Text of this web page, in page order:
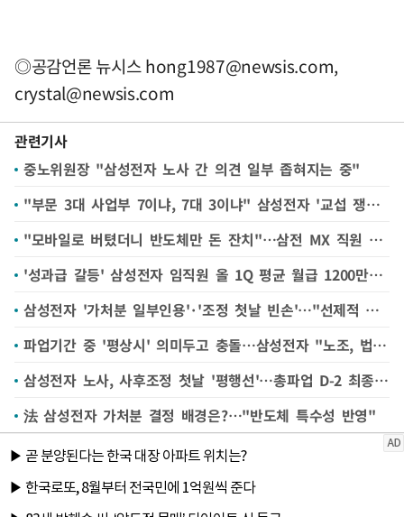
◎공감언론 뉴시스hong1987@newsis.com,
crystal@newsis.com
관련기사
중노위원장 "삼성전자 노사 간 의견 일부 좁혀지는 중"
"부문 3대 사업부 7이냐, 7대 3이냐" 삼성전자 '교섭 쟁점' 떠오른 성과급 배분 비율
"모바일로 버텼더니 반도체만 돈 잔치"…삼전 MX 직원 불만 글
'성과급 갈등' 삼성전자 임직원 올 1Q 평균 월급 1200만원선…"역대 최고 수준''
삼성전자 '가처분 일부인용'·'조정 첫날 빈손'…"선제적 긴급조정 시급" 여론 커져
파업기간 중 '평상시' 의미두고 충돌…삼성전자 "노조, 법원결정 호도"
삼성전자 노사, 사후조정 첫날 '평행선'…총파업 D-2 최종 결론 낸다
法 삼성전자 가처분 결정 배경은?…"반도체 특수성 반영"